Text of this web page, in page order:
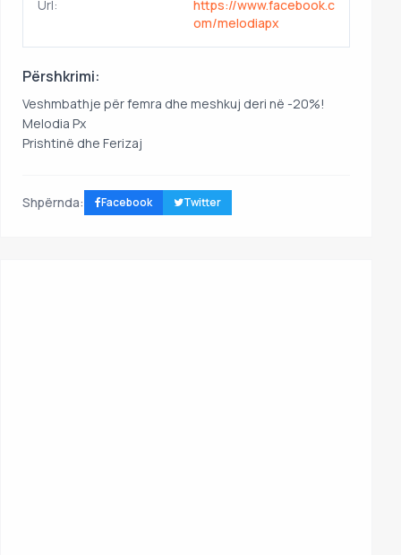
Url:
https://www.facebook.c
om/melodiapx
Përshkrimi:
Veshmbathje për femra dhe meshkuj deri në -20%!
Melodia Px
Prishtinë dhe Ferizaj
Shpërnda: Facebook Twitter